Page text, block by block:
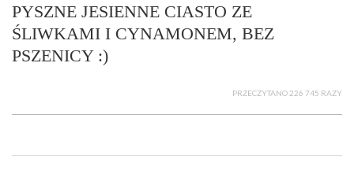
PYSZNE JESIENNE CIASTO ZE
ŚLIWKAMI I CYNAMONEM, BEZ
PSZENICY :)
PRZECZYTANO 226 745 RAZY